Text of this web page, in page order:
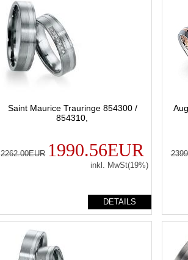
Saint Maurice Trauringe 854300 /
854310,
2262.00EUR 1990.56EUR
inkl. MwSt(19%)
DETAILS